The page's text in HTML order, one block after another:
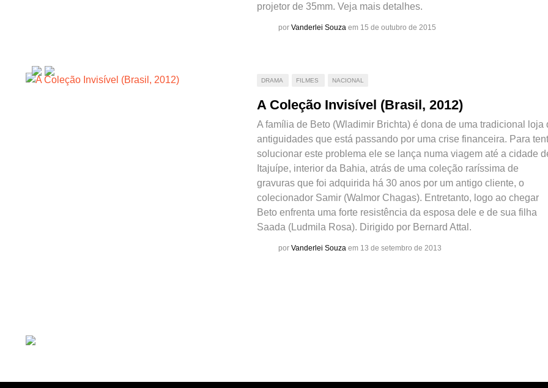
projetor de 35mm. Veja mais detalhes.
por Vanderlei Souza em 15 de outubro de 2015
DRAMA FILMES NACIONAL
A Coleção Invisível (Brasil, 2012)
A família de Beto (Wladimir Brichta) é dona de uma tradicional loja
antiguidades que está passando por uma crise financeira. Para
solucionar este problema ele se lança numa viagem até a cidade
Itajuípe, interior da Bahia, atrás de uma coleção raríssima de
gravuras que foi adquirida há 30 anos por um antigo cliente, o
colecionador Samir (Walmor Chagas). Entretanto, logo ao chegar
Beto enfrenta uma forte resistência da esposa dele e de sua filha
Saada (Ludmila Rosa). Dirigido por Bernard Attal.
por Vanderlei Souza em 13 de setembro de 2013